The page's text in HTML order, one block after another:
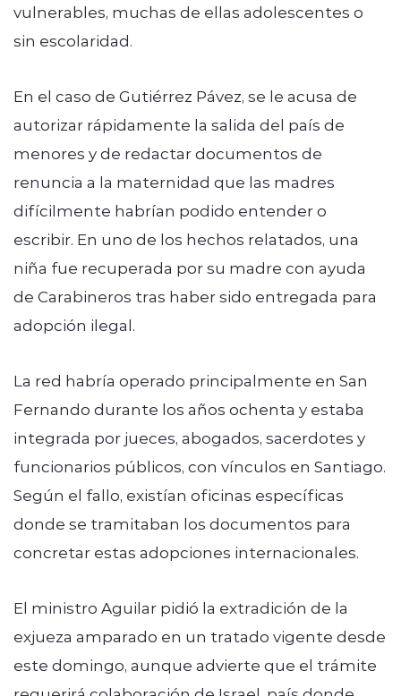
vulnerables, muchas de ellas adolescentes o
sin escolaridad.
En el caso de Gutiérrez Pávez, se le acusa de
autorizar rápidamente la salida del país de
menores y de redactar documentos de
renuncia a la maternidad que las madres
difícilmente habrían podido entender o
escribir. En uno de los hechos relatados, una
niña fue recuperada por su madre con ayuda
de Carabineros tras haber sido entregada para
adopción ilegal.
La red habría operado principalmente en San
Fernando durante los años ochenta y estaba
integrada por jueces, abogados, sacerdotes y
funcionarios públicos, con vínculos en Santiago.
Según el fallo, existían oficinas específicas
donde se tramitaban los documentos para
concretar estas adopciones internacionales.
El ministro Aguilar pidió la extradición de la
exjueza amparado en un tratado vigente desde
este domingo, aunque advierte que el trámite